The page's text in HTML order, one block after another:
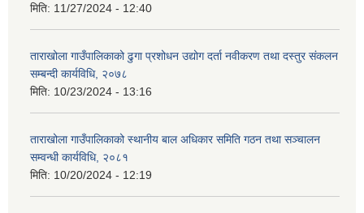
मिति: 11/27/2024 - 12:40
ताराखोला गाउँपालिकाको ढुगा प्रशोधन उद्योग दर्ता नवीकरण तथा दस्तुर संकलन
सम्बन्दी कार्यविधि, २०७८
मिति: 10/23/2024 - 13:16
ताराखोला गाउँपालिकाको स्थानीय बाल अधिकार समिति गठन तथा सञ्चालन
सम्वन्धी कार्यविधि, २०८१
मिति: 10/20/2024 - 12:19